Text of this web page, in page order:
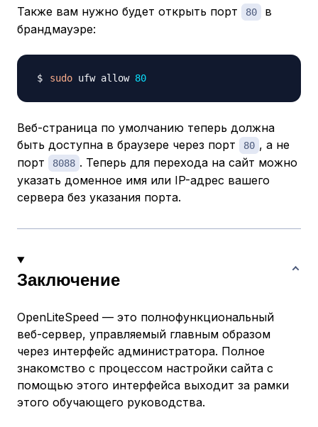
Также вам нужно будет открыть порт 80
в
брандмауэре:
sudo ufw allow 80
Веб-страница по умолчанию теперь должна
быть доступна в браузере через порт
80 , а не
порт
8088 . Теперь для перехода на сайт можно
указать доменное имя или IP-адрес вашего
сервера без указания порта.
Заключение
OpenLiteSpeed — это полнофункциональный
веб-сервер, управляемый главным образом
через интерфейс администратора. Полное
знакомство с процессом настройки сайта с
помощью этого интерфейса выходит за рамки
этого обучающего руководства.